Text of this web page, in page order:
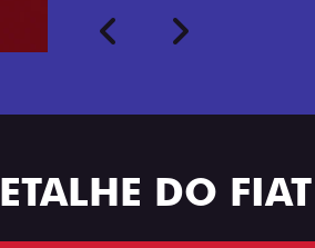
PreviousNext
DO FIAT